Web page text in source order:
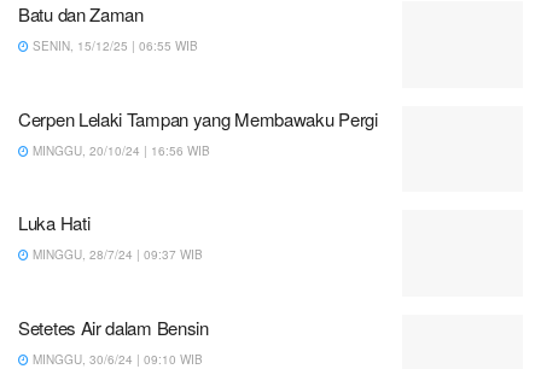
Batu dan Zaman
SENIN, 15/12/25 | 06:55 WIB
Cerpen Lelaki Tampan yang Membawaku Pergi
MINGGU, 20/10/24 | 16:56 WIB
Luka Hati
MINGGU, 28/7/24 | 09:37 WIB
Setetes Air dalam Bensin
MINGGU, 30/6/24 | 09:10 WIB